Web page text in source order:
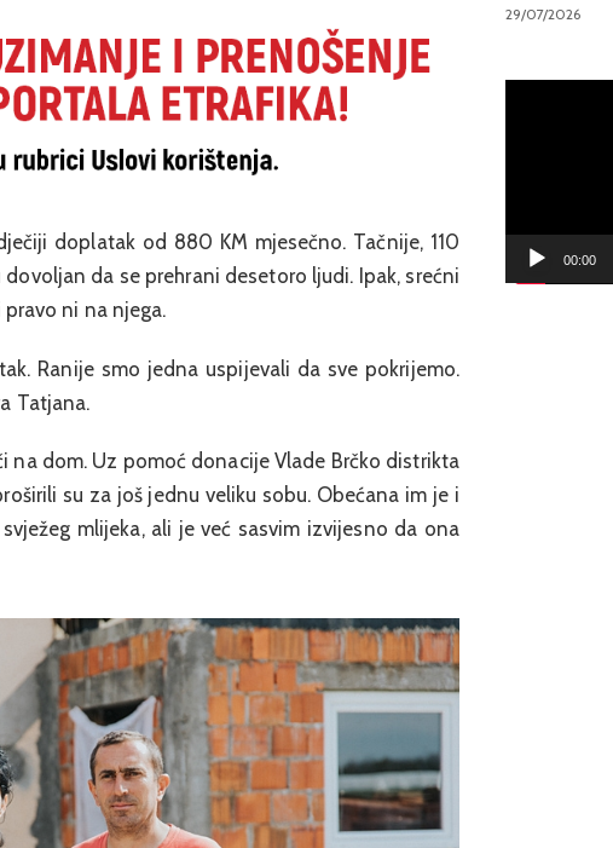
doplatak od 880 KM mjesečno. Tačnije, 110
da se prehrani desetoro ljudi. Ipak, srećni
ni na njega.
Ranije smo jedna uspijevali da sve pokrijemo.
Tatjana.
na dom. Uz pomoć donacije Vlade Brčko distrikta
su za još jednu veliku sobu. Obećana im je i
mlijeka, ali je već sasvim izvijesno da ona
29/07/2026
00:00